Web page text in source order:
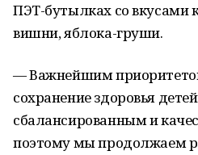
ПЭТ-бутылках со вкусами
вишни, яблока-груши.
— Важнейшим
сохранение здоровья
сбалансированным и
поэтому мы продолжаем